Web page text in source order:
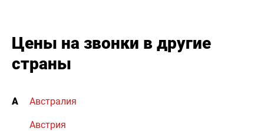
Цены на звонки в другие
страны
А Австралия
Австрия